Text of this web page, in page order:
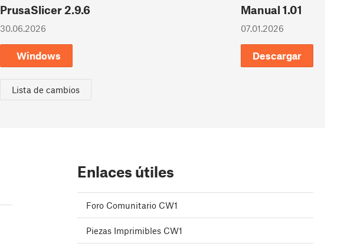
PrusaSlicer 2.9.6
30.06.2026
Windows
Lista de cambios
Manual 1.01
07.01.2026
Descargar
Enlaces útiles
Foro Comunitario CW1
Piezas Imprimibles CW1